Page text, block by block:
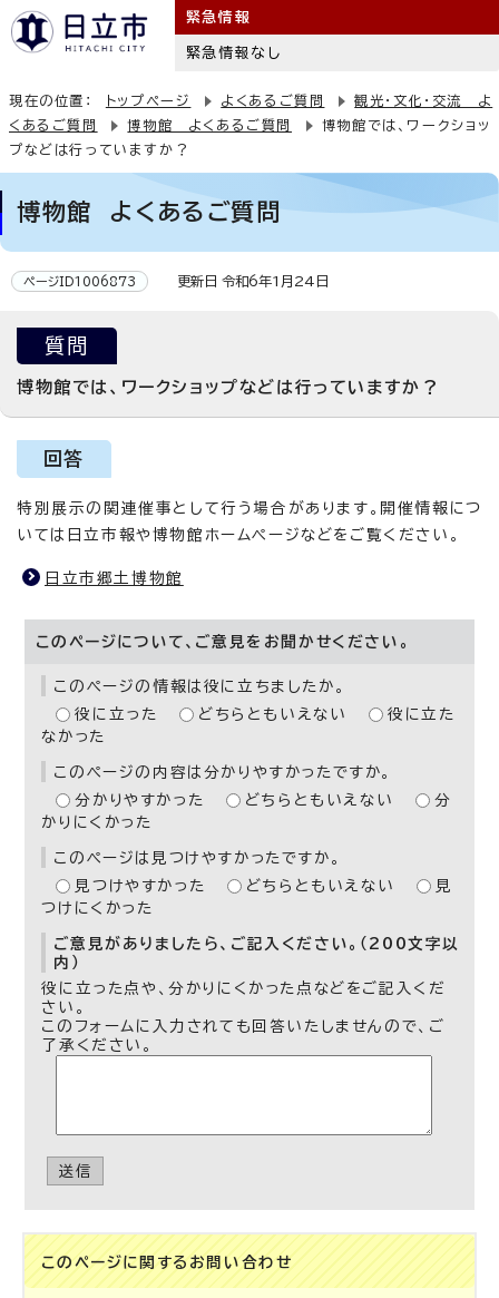
緊急情報
緊急情報なし
現在の位置： トップページ よくあるご質問
観光・文化・交流 よ
くあるご質問
博物館 よくあるご質問
博物館では、ワークショッ
プなどは行っていますか？
博物館 よくあるご質問
ページID1006873 更新日 令和6年1月24日
質問
博物館では、ワークショップなどは行っていますか？
回答
特別展示の関連催事として行う場合があります。開催情報につ
いては日立市報や博物館ホームページなどをご覧ください。
日立市郷土博物館
このページについて、ご意見をお聞かせください。
このページの情報は役に立ちましたか。
役に立った
どちらともいえない
役に立た
なかった
このページの内容は分かりやすかったですか。
分かりやすかった
どちらともいえない
分
かりにくかった
このページは見つけやすかったですか。
見つけやすかった
どちらともいえない
見
つけにくかった
ご意見がありましたら、ご記入ください。（200文字以
内）
役に立った点や、分かりにくかった点などをご記入くだ
さい。
このフォームに入力されても回答いたしませんので、ご
了承ください。
送信
このページに関する お問い合わせ